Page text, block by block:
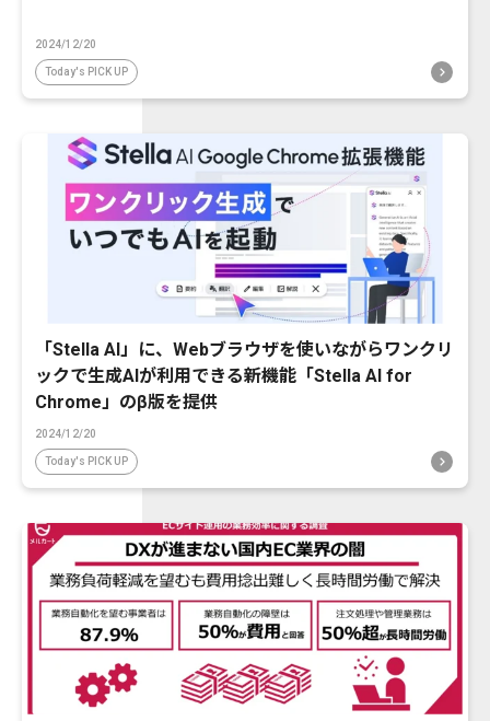
2024/12/20
Today's PICK UP
「Stella AI」に、Webブラウザを使いながらワンクリ
ックで生成AIが利用できる新機能「Stella AI for
Chrome」のβ版を提供
2024/12/20
Today's PICK UP